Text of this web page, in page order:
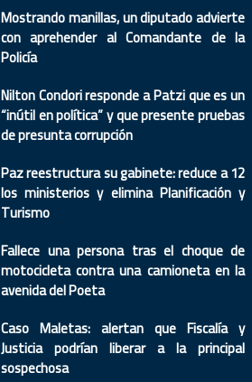
Mostrando manillas, un diputado advierte
con aprehender al Comandante de la
Policía
Nilton Condori responde a Patzi que es un
“inútil en política” y que presente pruebas
de presunta corrupción
Paz reestructura su gabinete: reduce a 12
los ministerios y elimina Planificación y
Turismo
Fallece una persona tras el choque de
motocicleta contra una camioneta en la
avenida del Poeta
Caso Maletas: alertan que Fiscalía y
Justicia podrían liberar a la principal
sospechosa